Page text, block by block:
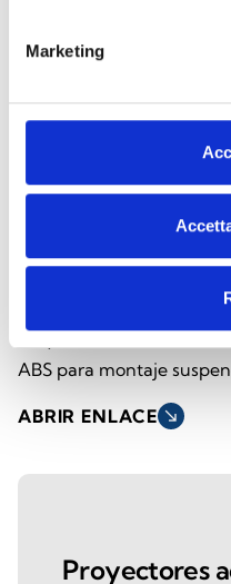
Marketing
Proyector acústico de
ABS para montaje
ABRIR ENLACE south_east
Proyectores